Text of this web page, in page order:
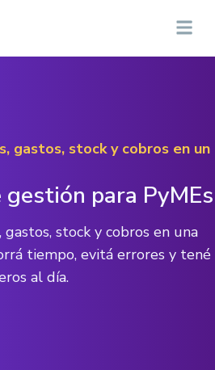
gastos, stock y cobros en un
para PyMEs
stock y cobros en una
tiempo, evitá errores y tené
al día.